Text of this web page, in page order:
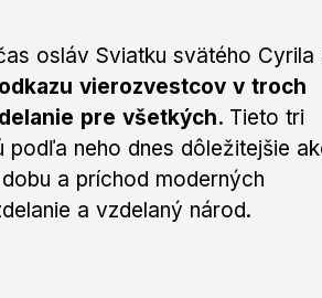
osláv Sviatku svätého Cyrila
vierozvestcov v troch
pre všetkých. Tieto tri
podľa neho dnes dôležitejšie
a príchod moderných
a vzdelaný národ.